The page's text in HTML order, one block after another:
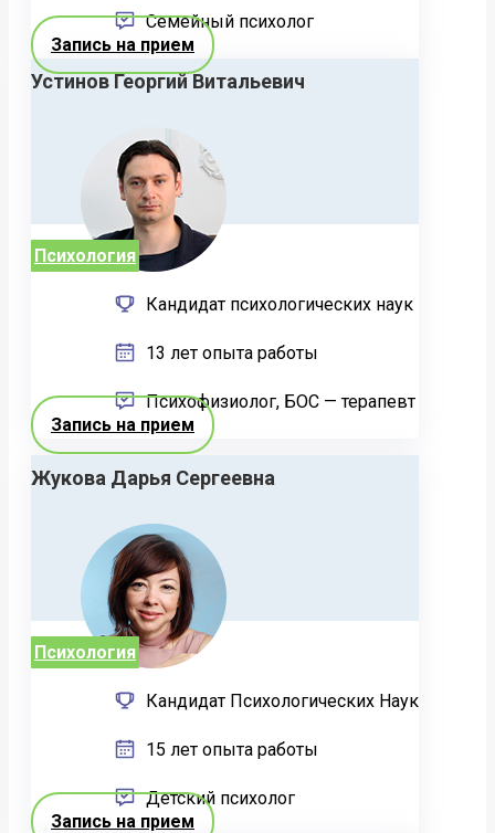
Семейный психолог
Запись на прием
Устинов Георгий Витальевич
Психология
Кандидат психологических наук
13 лет опыта работы
Психофизиолог, БОС — терапевт
Запись на прием
Жукова Дарья Сергеевна
Психология
Кандидат Психологических Наук
15 лет опыта работы
Детский психолог
Запись на прием